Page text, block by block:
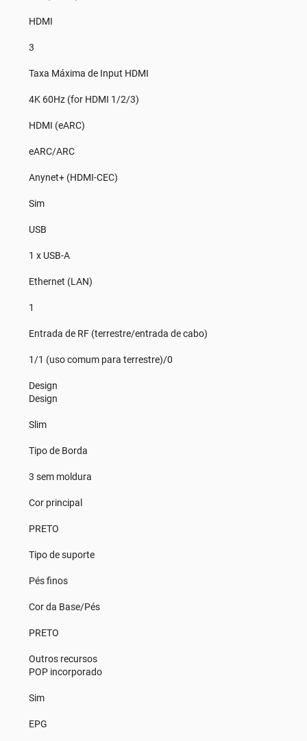
HDMI
3
Taxa Máxima de Input HDMI
4K 60Hz (for HDMI 1/2/3)
HDMI (eARC)
eARC/ARC
Anynet+ (HDMI-CEC)
Sim
USB
1 x USB-A
Ethernet (LAN)
1
Entrada de RF (terrestre/entrada de cabo)
1/1 (uso comum para terrestre)/0
Design
Design
Slim
Tipo de Borda
3 sem moldura
Cor principal
PRETO
Tipo de suporte
Pés finos
Cor da Base/Pés
PRETO
Outros recursos
POP incorporado
Sim
EPG